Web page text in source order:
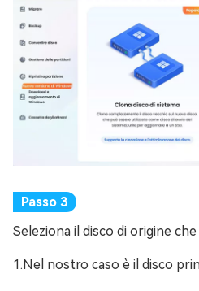
Seleziona il disco di origine
1.Nel nostro caso è il disco